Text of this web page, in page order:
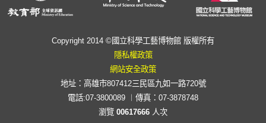
Copyright 2014 ©國立科學工藝博物館 版權所有
隱私權政策
網站安全政策
地址：高雄市807412三民區九如一路720號
電話:07-3800089 ︱傳真：07-3878748
瀏覽 00617666 人次